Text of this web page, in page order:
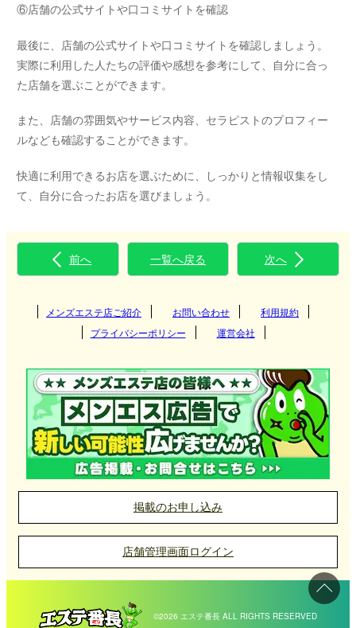
⑥店舗の公式サイトや口コミサイトを確認
最後に、店舗の公式サイトや口コミサイトを確認しましょう。
実際に利用した人たちの評価や感想を参考にして、自分に合っ
た店舗を選ぶことができます。
また、店舗の雰囲気やサービス内容、セラピストのプロフィー
ルなども確認することができます。
快適に利用できるお店を選ぶために、しっかりと情報収集をし
て、自分に合ったお店を選びましょう。
前へ 一覧へ戻る 次へ
メンズエステ店ご紹介 お問い合わせ
利用規約
プライバシーポリシー
運営会社
掲載のお申し込み
店舗管理画面ログイン
©2026 エステ番長 ALL RIGHTS RESERVED